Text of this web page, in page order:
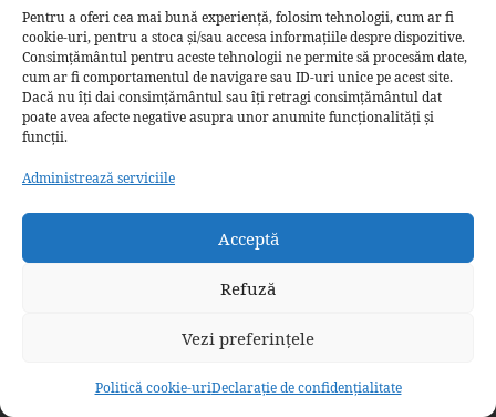
Pentru a oferi cea mai bună experiență, folosim tehnologii, cum ar fi
cookie-uri, pentru a stoca și/sau accesa informațiile despre dispozitive.
Consimțământul pentru aceste tehnologii ne permite să procesăm date,
cum ar fi comportamentul de navigare sau ID-uri unice pe acest site.
Dacă nu îți dai consimțământul sau îți retragi consimțământul dat
poate avea afecte negative asupra unor anumite funcționalități și
funcții.
Administrează serviciile
Acceptă
Refuză
Vezi preferințele
Politică cookie-uriDeclarație de confidențialitate
Rugăciune de mulţumire către Maica
Domnului
Rugăciune de mulțumire pentru
doxologia.ro
Preia articolele Doxologia în site-ul tău!